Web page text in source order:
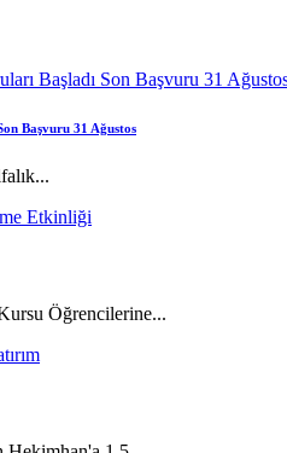
Başvuru 31 Ağustos
Öğrencilerine...